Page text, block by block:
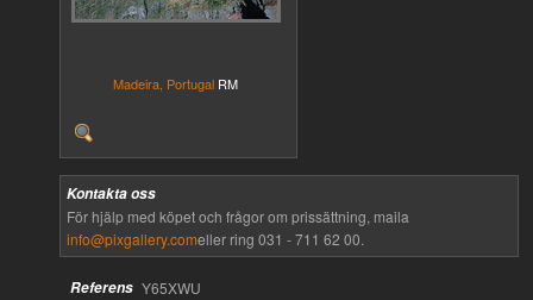
Madeira, Portugal RM
Kontakta oss
För hjälp med köpet och frågor om prissättning, maila
info@pixgallery.comeller ring 031 - 711 62 00.
Referens Y65XWU